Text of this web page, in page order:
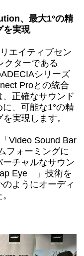
、最大1°の精
を実現
エイティブセン
クターである
シリーズ
Proとの統合
正確なサウンド
、可能な1°の精
実現します。
Video Sound Bar
フォーミングに
チャルなサウン
Eye™」技術を
ようにオーディ